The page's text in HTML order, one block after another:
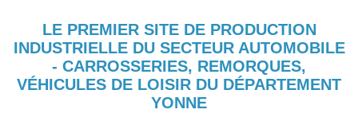
LE PREMIER SITE DE PRODUCTION
INDUSTRIELLE DU SECTEUR AUTOMOBILE
- CARROSSERIES, REMORQUES,
VÉHICULES DE LOISIR DU DÉPARTEMENT
YONNE